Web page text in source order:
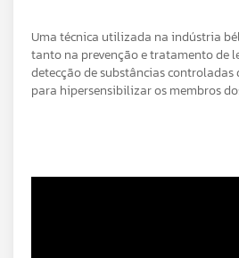
Uma técnica utilizada na indústria
tanto na prevenção e tratamento de
detecção de substâncias controladas
para hipersensibilizar os membros